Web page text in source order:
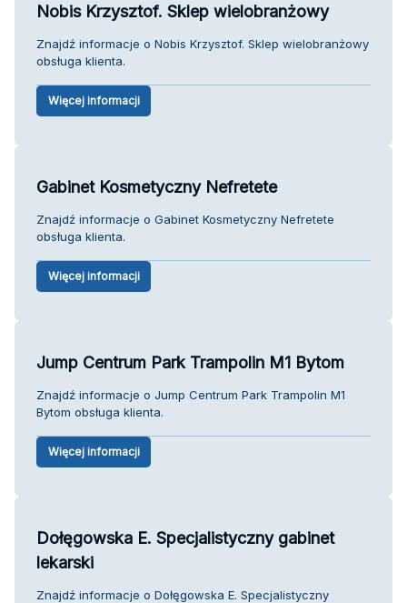
Nobis Krzysztof. Sklep wielobranżowy
Znajdź informacje o Nobis Krzysztof. Sklep wielobranżowy
obsługa klienta.
Więcej informacji
Gabinet Kosmetyczny Nefretete
Znajdź informacje o Gabinet Kosmetyczny Nefretete
obsługa klienta.
Więcej informacji
Jump Centrum Park Trampolin M1 Bytom
Znajdź informacje o Jump Centrum Park Trampolin M1
Bytom obsługa klienta.
Więcej informacji
Dołęgowska E. Specjalistyczny gabinet
lekarski
Znajdź informacje o Dołęgowska E. Specjalistyczny